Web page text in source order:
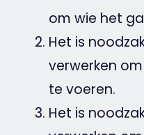
om wie het
Het is
verwerken
te voeren.
Het is